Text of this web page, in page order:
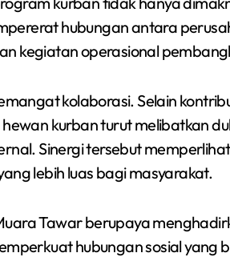
hubungan antara
kegiatan operasional
kolaborasi. Selain
kurban turut melibatkan
Sinergi tersebut
lebih luas bagi masyarakat.
Tawar berupaya
hubungan sosial yang
Sumsel 2026